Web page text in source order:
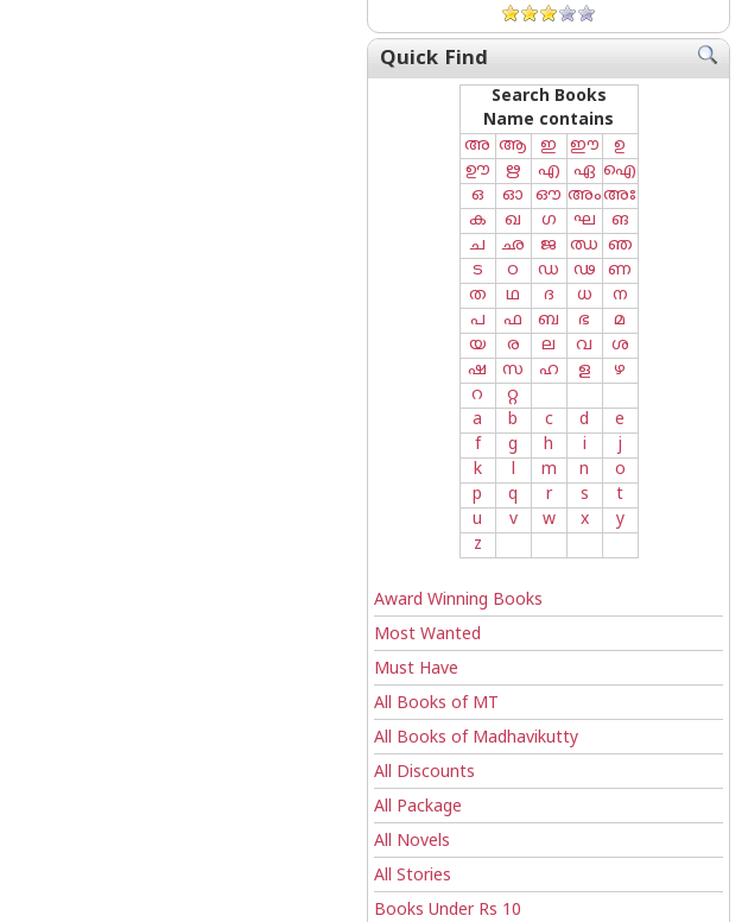
Quick Find
Search Books
Name contains
അ ആ ഇ ഈ
ഉ
ഊ
ഋ എ ഏ ഐ
ഒ
ഓ ഔ അംഅഃ
ക
ഖ ഗ ഘ
ങ
ച
ഛ ജ ഝ ഞ
ട
ഠ ഡ ഢ
ണ
ത
ഥ ദ ധ
ന
പ
ഫ ബ ഭ
മ
യ
ര ല വ
ശ
ഷ
സ ഹ ള
ഴ
റ
റ്റ
a
b c d
e
f
g h i
j
k
l m n
o
p
q r s
t
u
v w x
y
z
Award Winning Books
Most Wanted
Must Have
All Books of MT
All Books of Madhavikutty
All Discounts
All Package
All Novels
All Stories
Books Under Rs 10